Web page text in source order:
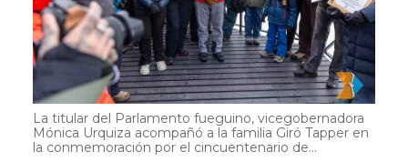
La titular del Parlamento fueguino, vicegobernadora
Mónica Urquiza acompañó a la familia Giró Tapper en
la conmemoración por el cincuentenario de...